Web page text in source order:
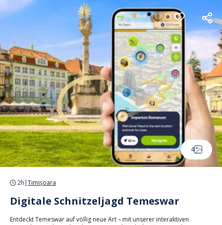
Cookie-Einstellungen
4
2h |Timișoara
Digitale Schnitzeljagd Temeswar
Entdeckt Temeswar auf völlig neue Art – mit unserer interaktiven